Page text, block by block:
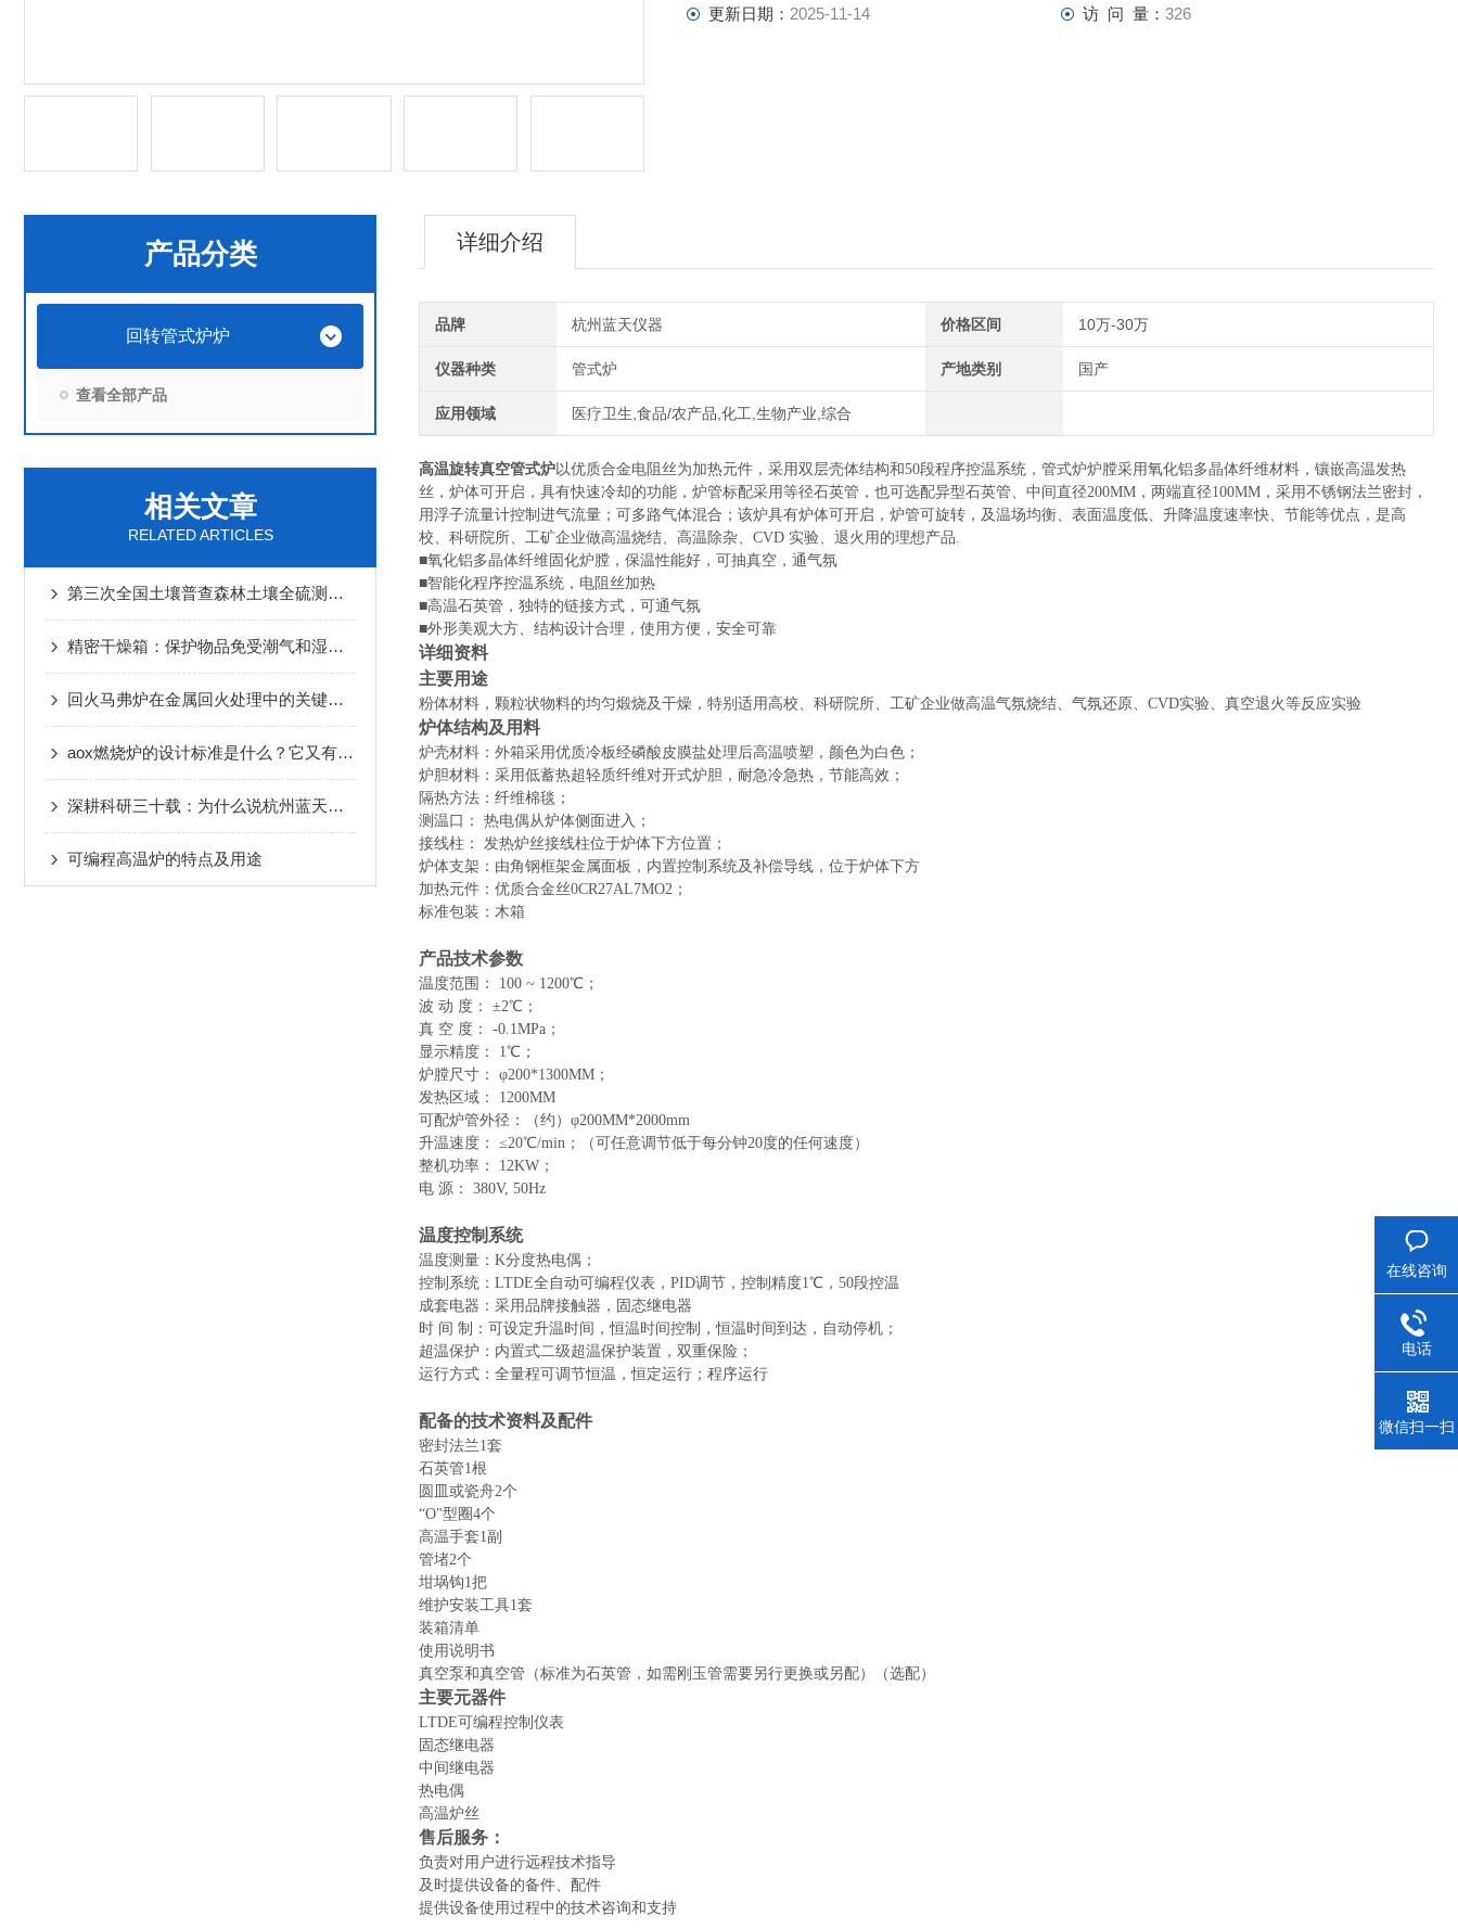
更新日期： 2025-11-14 访 问 量： 326
产品分类
回转管式炉炉
查看全部产品
相关文章
RELATED ARTICLES
第三次全国土壤普查森林土壤全硫测定仪LY/T 1255-1999
精密干燥箱：保护物品免受潮气和湿度的侵害
回火马弗炉在金属回火处理中的关键作用
aox燃烧炉的设计标准是什么？它又有哪些优点呢？
深耕科研三十载：为什么说杭州蓝天仪器有限公司是国产马弗炉界的“控温专家”？
可编程高温炉的特点及用途
详细介绍
品牌 杭州蓝天仪器 价格区间 10万-30万
仪器种类 管式炉 产地类别 国产
应用领域 医疗卫生,食品/农产品,化工,生物产业,综合
高温旋转真空管式炉以优质合金电阻丝为加热元件，采用双层壳体结构和50段程序控温系统，管式炉炉膛采用氧化铝多晶体纤维材料，镶嵌高温发热
丝，炉体可开启，具有快速冷却的功能，炉管标配采用等径石英管，也可选配异型石英管、中间直径200MM，两端直径100MM，采用不锈钢法兰密封，
用浮子流量计控制进气流量；可多路气体混合；该炉具有炉体可开启，炉管可旋转 ， 及温场均衡、表面温度低、升降温度速率快、节能等优点，是高
校、科研院所、工矿企业做高温烧结、高温除杂、CVD 实验、退火用的理想产品.
■氧化铝多晶体纤维固化炉膛，保温性能好，可抽真空，通气氛
■智能化程序控温系统，电阻丝加热
■高温石英管，独特的链接方式，可通气氛
■外形美观大方、结构设计合理，使用方便，安全可靠
详细资料
主要用途
粉体材料，颗粒状物料的均匀煅烧及干燥，特别适用高校、科研院所、工矿企业做高温气氛烧结、气氛还原、 CVD实验、真空退火等反应实验
炉体结构及用料
炉壳材料：外箱采用优质冷板经磷酸皮膜盐处理后高温喷塑，颜色为白色 ；
炉胆材料： 采用低蓄热超轻质纤维对开式炉胆，耐急冷急热，节能高效；
隔热方法：纤维棉毯；
测温口：
热电偶从炉体侧面进入；
接线柱：
发热炉丝接线柱位于炉体下方位置；
炉体支架：由角钢框架金属面板，内置控制系统及补偿导线，位于炉体下方
加热元件：优质合金丝0CR27AL7MO2；
标准包装：木箱
产品技术参数
温度范围： 100 ~ 1200℃；
波 动 度： ±2℃；
真 空 度：
-0.1MPa；
显示精度：
1℃；
炉膛尺寸：
φ200*1300MM；
发热区域：
1200MM
可配炉管外径：
（约） φ200MM*2000mm
升温速度：
≤20℃/min；（可任意调节低于每分钟20度的任何速度）
整机功率：
12KW；
电 源： 380V, 50Hz
温度控制系统
温度测量： K分度热电偶；
控制系统： LTDE全自动可编程仪表，PID调节，控制精度1℃ ， 50段控温
成套电器：采用品牌接触器，固态继电器
时 间 制：可设定升温时间，恒温时间控制，恒温时间到达，自动停机；
超温保护：内置式二级超温保护装置，双重保险；
运行方式：全量程可调节恒温，恒定运行；程序运行
配备的技术资料及配件
密封法兰1套
石英管1根
圆皿或瓷舟2个
“O"型圈4个
高温手套1副
管堵2个
坩埚钩1把
维护安装工具1套
装箱清单
使用说明书
真空泵和真空管（标准为石英管，如需刚玉管需要另行更换或另配）（选配）
主要元器件
LTDE可编程控制仪表
固态继电器
中间继电器
热电偶
高温炉丝
售后服务：
负责对用户进行远程技术指导
及时提供设备的备件、配件
提供设备使用过程中的技术咨询和支持
在线咨询
电话
微信扫一扫